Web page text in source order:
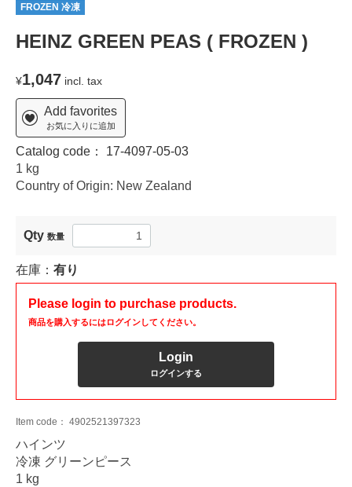
FROZEN 冷凍
HEINZ GREEN PEAS ( FROZEN )
¥1,047 incl. tax
Add favorites
お気に入りに追加
Catalog code： 17-4097-05-03
1 kg
Country of Origin: New Zealand
Qty 数量
在庫： 有り
Please login to purchase products.
商品を購入するにはログインしてください。
Login
ログインする
Item code： 4902521397323
ハインツ
冷凍 グリーンピース
1 kg